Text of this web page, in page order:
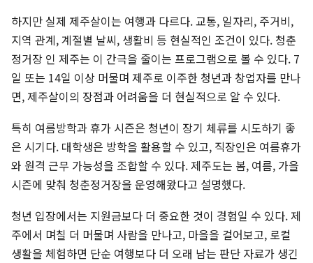
하지만 실제 제주살이는 여행과 다르다. 교통, 일자리, 주거비,
지역 관계, 계절별 날씨, 생활비 등 현실적인 조건이 있다. 청춘
정거장 인 제주는 이 간극을 줄이는 프로그램으로 볼 수 있다. 7
일 또는 14일 이상 머물며 제주로 이주한 청년과 창업자를 만나
면, 제주살이의 장점과 어려움을 더 현실적으로 알 수 있다.
특히 여름방학과 휴가 시즌은 청년이 장기 체류를 시도하기 좋
은 시기다. 대학생은 방학을 활용할 수 있고, 직장인은 여름휴가
와 원격 근무 가능성을 조합할 수 있다. 제주도는 봄, 여름, 가을
시즌에 맞춰 청춘정거장을 운영해왔다고 설명했다.
청년 입장에서는 지원금보다 더 중요한 것이 경험일 수 있다. 제
주에서 며칠 더 머물며 사람을 만나고, 마을을 걸어보고, 로컬
생활을 체험하면 단순 여행보다 더 오래 남는 판단 자료가 생긴